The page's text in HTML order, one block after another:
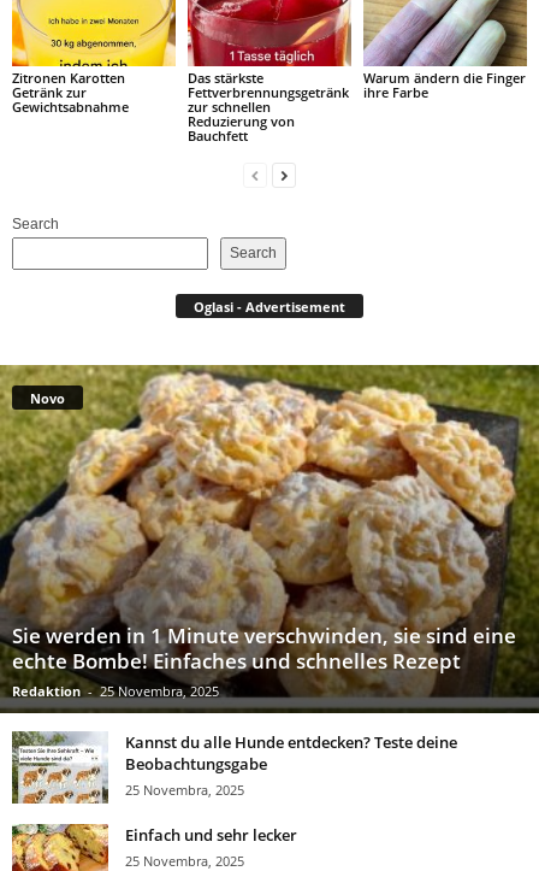
Zitronen Karotten
Getränk zur
Gewichtsabnahme
Das stärkste
Fettverbrennungsgetränk
zur schnellen
Reduzierung von
Bauchfett
Warum ändern die Finger
ihre Farbe
Search
Search
Oglasi - Advertisement
Novo
Sie werden in 1 Minute verschwinden, sie sind eine
echte Bombe! Einfaches und schnelles Rezept
Redaktion - 25 Novembra, 2025
Kannst du alle Hunde entdecken? Teste deine
Beobachtungsgabe
25 Novembra, 2025
Einfach und sehr lecker
25 Novembra, 2025